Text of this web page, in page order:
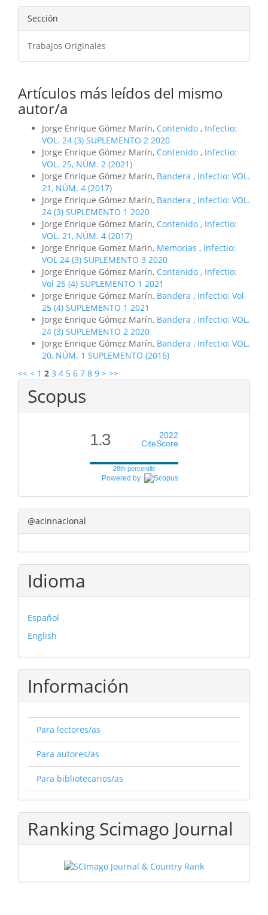
Sección
Trabajos Originales
Artículos más leídos del mismo
autor/a
Jorge Enrique Gómez Marín, Contenido , Infectio:
VOL. 24 (3) SUPLEMENTO 2 2020
Jorge Enrique Gómez Marín, Contenido , Infectio:
VOL. 25, NÚM. 2 (2021)
Jorge Enrique Gómez Marín, Bandera , Infectio: VOL.
21, NÚM. 4 (2017)
Jorge Enrique Gómez Marín, Bandera , Infectio: VOL.
24 (3) SUPLEMENTO 1 2020
Jorge Enrique Gómez Marín, Contenido , Infectio:
VOL. 21, NÚM. 4 (2017)
Jorge Enrique Gomez Marin, Memorias , Infectio:
VOL 24 (3) SUPLEMENTO 3 2020
Jorge Enrique Gómez Marín, Contenido , Infectio:
Vol 25 (4) SUPLEMENTO 1 2021
Jorge Enrique Gómez Marín, Bandera , Infectio: Vol
25 (4) SUPLEMENTO 1 2021
Jorge Enrique Gómez Marín, Bandera , Infectio: VOL.
24 (3) SUPLEMENTO 2 2020
Jorge Enrique Gómez Marín, Bandera , Infectio: VOL.
20, NÚM. 1 SUPLEMENTO (2016)
<< < 1 2 3 4 5 6 7 8 9 > >>
Scopus
1.3
2022
CiteScore
28th percentile
Powered by
@acinnacional
Idioma
Español
English
Información
Para lectores/as
Para autores/as
Para bibliotecarios/as
Ranking Scimago Journal